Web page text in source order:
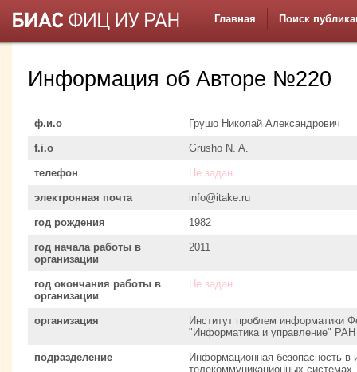
Главная Поиск
Информация об Авторе №220
ф.и.о Грушо Николай Александрович
f.i.o Grusho N. A.
телефон Не задан
электронная почта info@itake.ru
год рождения 1982
год начала работы в
организации
2011
год окончания работы в
организации
Не задан
организация
Институт проблем информатики
"Информатика и управление" РАН
подразделение
Информационная безопасность
телекоммуникационных системах